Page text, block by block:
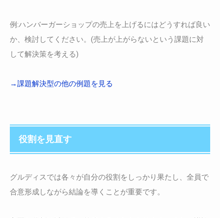
例:ハンバーガーショップの売上を上げるにはどうすれば良い
か、検討してください。(売上が上がらないという課題に対
して解決策を考える)
→課題解決型の他の例題を見る
役割を見直す
グルディスでは各々が自分の役割をしっかり果たし、全員で
合意形成しながら結論を導くことが重要です。